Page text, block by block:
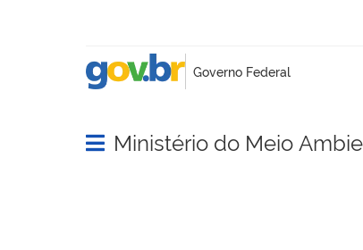
Abrir menu principal de navegação
Ministério do Meio